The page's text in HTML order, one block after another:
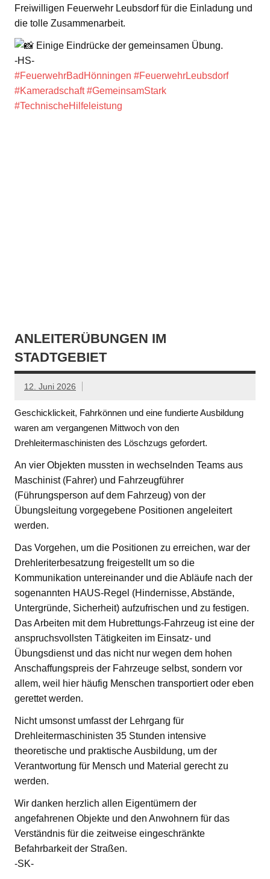
Freiwilligen Feuerwehr Leubsdorf für die Einladung und
die tolle Zusammenarbeit.
Einige Eindrücke der gemeinsamen Übung.
-HS-
#FeuerwehrBadHönningen #FeuerwehrLeubsdorf
#Kameradschaft #GemeinsamStark
#TechnischeHilfeleistung
ANLEITERÜBUNGEN IM
STADTGEBIET
12. Juni 2026
Geschicklickeit, Fahrkönnen und eine fundierte Ausbildung
waren am vergangenen Mittwoch von den
Drehleitermaschinisten des Löschzugs gefordert.
An vier Objekten mussten in wechselnden Teams aus
Maschinist (Fahrer) und Fahrzeugführer
(Führungsperson auf dem Fahrzeug) von der
Übungsleitung vorgegebene Positionen angeleitert
werden.
Das Vorgehen, um die Positionen zu erreichen, war der
Drehleriterbesatzung freigestellt um so die
Kommunikation untereinander und die Abläufe nach der
sogenannten HAUS-Regel (Hindernisse, Abstände,
Untergründe, Sicherheit) aufzufrischen und zu festigen.
Das Arbeiten mit dem Hubrettungs-Fahrzeug ist eine der
anspruchsvollsten Tätigkeiten im Einsatz- und
Übungsdienst und das nicht nur wegen dem hohen
Anschaffungspreis der Fahrzeuge selbst, sondern vor
allem, weil hier häufig Menschen transportiert oder eben
gerettet werden.
Nicht umsonst umfasst der Lehrgang für
Drehleitermaschinisten 35 Stunden intensive
theoretische und praktische Ausbildung, um der
Verantwortung für Mensch und Material gerecht zu
werden.
Wir danken herzlich allen Eigentümern der
angefahrenen Objekte und den Anwohnern für das
Verständnis für die zeitweise eingeschränkte
Befahrbarkeit der Straßen.
-SK-